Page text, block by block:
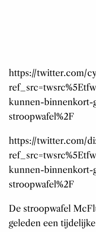
https://twitter.com/
kunnen-binnenkort-
stroopwafel%2F
https://twitter.com/
kunnen-binnenkort-
stroopwafel%2F
De stroopwafel
geleden een